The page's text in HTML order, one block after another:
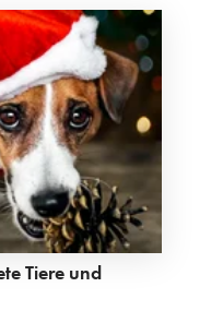
Tiere und